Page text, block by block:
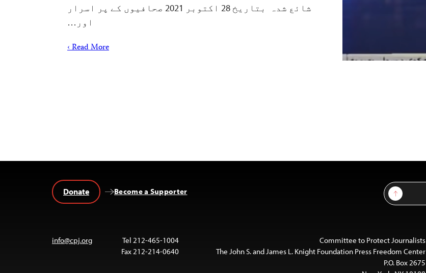
شائع شدہ بتاریخ 28 اکتوبر 2021 صحافیوں کے پر اسرار
اور…
Read More ›
Sign Up
Become a Supporter
Donate
Committee to Protect Journalists
The John S. and James L. Knight Foundation Press Freedom Center
P.O. Box 2675
Tel 212-465-1004
Fax 212-214-0640
info@cpj.org